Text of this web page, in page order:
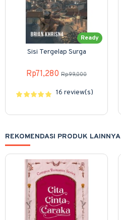
Ready
Sisi Tergelap Surga
Rp71,280 Rp99,000
16 review(s)
REKOMENDASI PRODUK LAINNYA